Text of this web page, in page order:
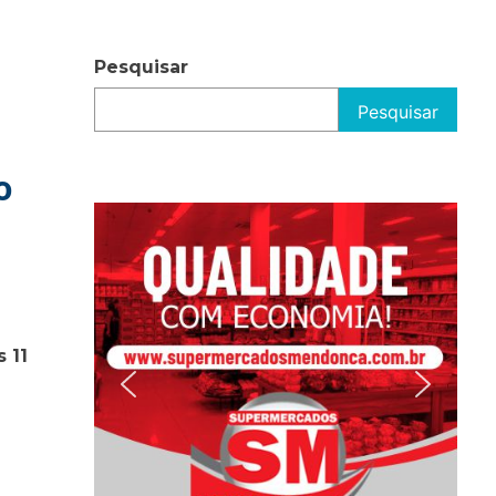
Pesquisar
Pesquisar